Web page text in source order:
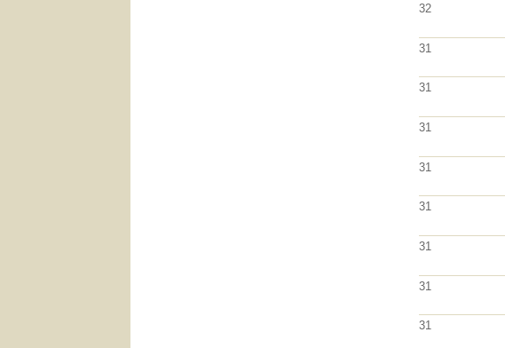
32
31
31
31
31
31
31
31
31